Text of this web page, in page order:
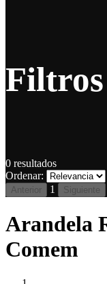
Filtros
0 resultados
Ordenar:
Anterior 1 Siguiente
Arandela
Comem